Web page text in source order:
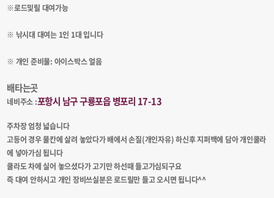
※로드및릴 대여가능
※ 낚시대 대여는 1인 1대 입니다
※ 개인 준비물: 아이스박스 얼음
배타는곳
네비주소 :포항시 남구 구룡포읍 병포리 17-13
주차장 엄청 넓습니다
고등어 경우 물칸에 살려 놓았다가 배에서 손질(개인자유) 하신후 지퍼백에 담아 개인쿨라
에 넣아가심 됩니다
쿨라도 차에 실어 놓으셨다가 고기만 하선때 들고가심되구요
즉 대여 안하시고 개인 장비쓰실분은 로드릴만 들고 오시면 됩니다^^